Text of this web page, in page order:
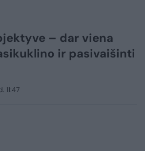
– dar viena
ir pasivaišinti
11:47